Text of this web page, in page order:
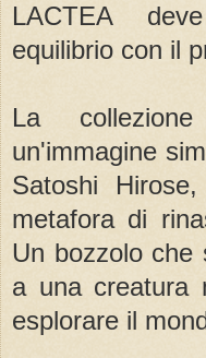
LACTEA
equilibrio con il
La
un'immagine
Satoshi
metafora di
Un bozzolo che
a una creatura
esplorare il